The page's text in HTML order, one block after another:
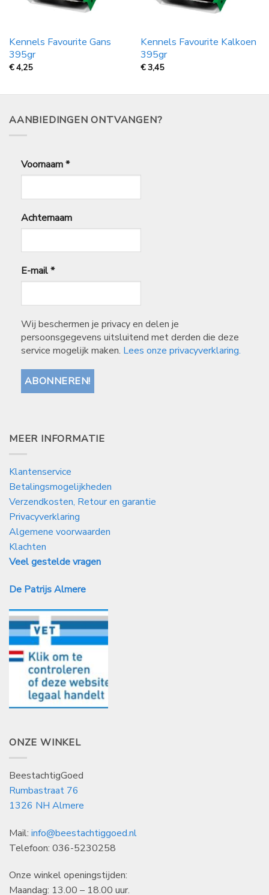
Kennels Favourite Gans
395gr
€4,25
Kennels Favourite Kalkoen
395gr
€3,45
AANBIEDINGEN ONTVANGEN?
Voornaam*
Achternaam
E-mail*
Wij beschermen je privacy en delen je
persoonsgegevens uitsluitend met derden die deze
service mogelijk maken. Lees onze privacyverklaring.
MEER INFORMATIE
Klantenservice
Betalingsmogelijkheden
Verzendkosten, Retour en garantie
Privacyverklaring
Algemene voorwaarden
Klachten
Veel gestelde vragen
De Patrijs Almere
ONZE WINKEL
BeestachtigGoed
Rumbastraat 76
1326 NH Almere
Mail: info@beestachtiggoed.nl
Telefoon: 036-5230258
Onze winkel openingstijden:
Maandag: 13.00 – 18.00 uur.